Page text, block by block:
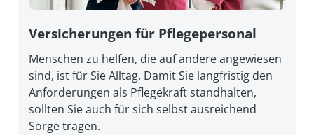
Versicherungen für Pflegepersonal
Menschen zu helfen, die auf andere angewiesen
sind, ist für Sie Alltag. Damit Sie lang­fristig den
An­forderungen als Pflege­kraft stand­halten,
sollten Sie auch für sich selbst aus­reichend
Sorge tragen.